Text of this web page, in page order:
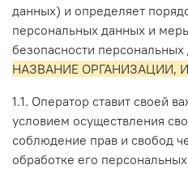
данных) и определяет
персональных данных и
безопасности
НАЗВАНИЕ ОРГАНИЗАЦИИ,
1.1. Оператор ставит своей
условием осуществления
соблюдение прав и свобод
обработке его